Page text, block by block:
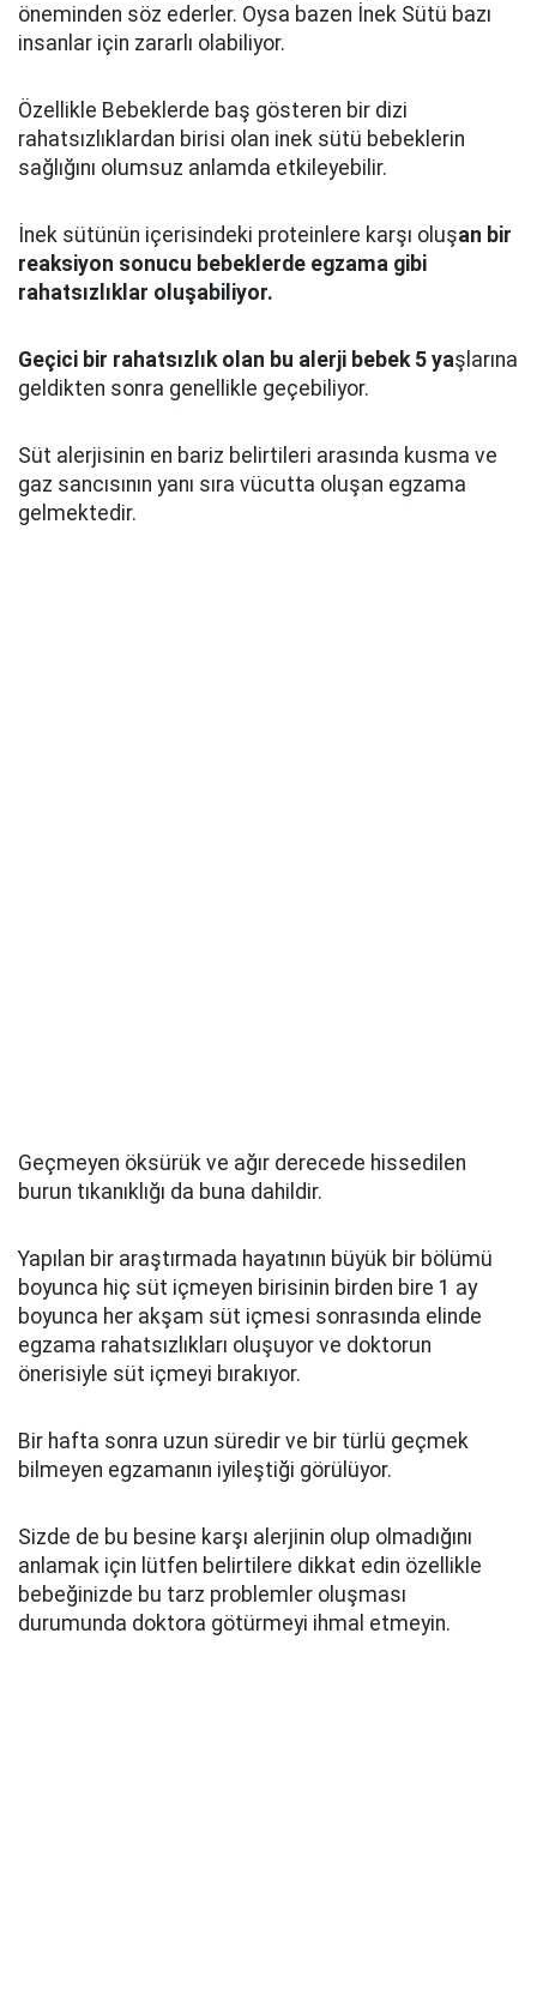
öneminden söz ederler. Oysa bazen İnek Sütü bazı
insanlar için zararlı olabiliyor.
Özellikle Bebeklerde baş gösteren bir dizi
rahatsızlıklardan birisi olan inek sütü bebeklerin
sağlığını olumsuz anlamda etkileyebilir.
İnek sütünün içerisindeki proteinlere karşı oluşan bir
reaksiyon sonucu bebeklerde egzama gibi
rahatsızlıklar oluşabiliyor.
Geçici bir rahatsızlık olan bu alerji bebek 5 yaşlarına
geldikten sonra genellikle geçebiliyor.
Süt alerjisinin en bariz belirtileri arasında kusma ve
gaz sancısının yanı sıra vücutta oluşan egzama
gelmektedir.
Geçmeyen öksürük ve ağır derecede hissedilen
burun tıkanıklığı da buna dahildir.
Yapılan bir araştırmada hayatının büyük bir bölümü
boyunca hiç süt içmeyen birisinin birden bire 1 ay
boyunca her akşam süt içmesi sonrasında elinde
egzama rahatsızlıkları oluşuyor ve doktorun
önerisiyle süt içmeyi bırakıyor.
Bir hafta sonra uzun süredir ve bir türlü geçmek
bilmeyen egzamanın iyileştiği görülüyor.
Sizde de bu besine karşı alerjinin olup olmadığını
anlamak için lütfen belirtilere dikkat edin özellikle
bebeğinizde bu tarz problemler oluşması
durumunda doktora götürmeyi ihmal etmeyin.